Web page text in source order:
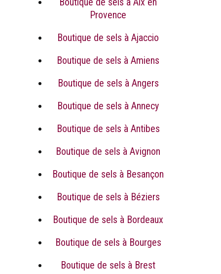
Provence
Boutique de sels à Ajaccio
Boutique de sels à Amiens
Boutique de sels à Angers
Boutique de sels à Annecy
Boutique de sels à Antibes
Boutique de sels à Avignon
Boutique de sels à Besançon
Boutique de sels à Béziers
Boutique de sels à Bordeaux
Boutique de sels à Bourges
Boutique de sels à Brest